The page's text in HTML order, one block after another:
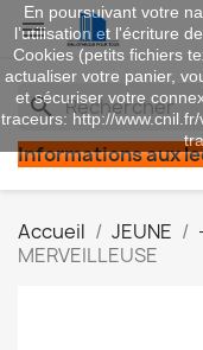

search
Informations aux
Accueil JEUNE
MERVEILLEUSE
En poursuivant votre
l’utilisation et l'écriture
Cookies (petits fichiers
actualiser votre panier,
et sécuriser votre
traceurs: http://